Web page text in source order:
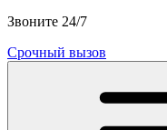
Звоните 24/7
Срочный вызов